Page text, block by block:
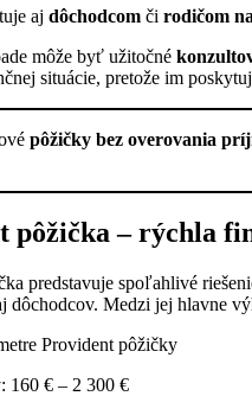
aj dôchodcom či rodičom
môže byť užitočné
situácie, pretože im
pôžičky bez overovania
pôžička – rýchla
predstavuje spoľahlivé
dôchodcov. Medzi jej hlavne
Provident pôžičky
160 € – 2 300 €